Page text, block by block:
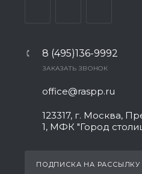
8 (495)136-9992
ЗАКАЗАТЬ ЗВОНОК
office@raspp.ru
123317, г. Москва,
1, МФК "Город
ПОДПИСКА НА РАССЫЛКУ